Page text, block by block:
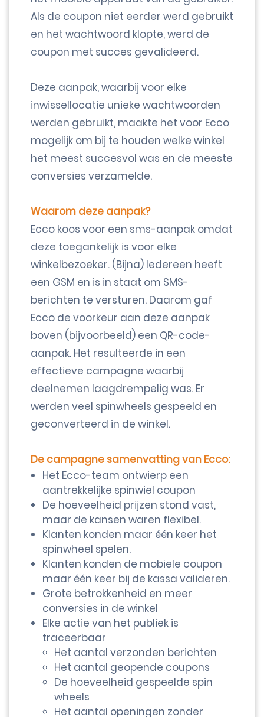
Als de coupon niet eerder werd gebruikt
en het wachtwoord klopte, werd de
coupon met succes gevalideerd.
Deze aanpak, waarbij voor elke
inwissellocatie unieke wachtwoorden
werden gebruikt, maakte het voor Ecco
mogelijk om bij te houden welke winkel
het meest succesvol was en de meeste
conversies verzamelde.
Waarom deze aanpak?
Ecco koos voor een sms-aanpak omdat
deze toegankelijk is voor elke
winkelbezoeker. (Bijna) Iedereen heeft
een GSM en is in staat om SMS-
berichten te versturen. Daarom gaf
Ecco de voorkeur aan deze aanpak
boven (bijvoorbeeld) een QR-code-
aanpak. Het resulteerde in een
effectieve campagne waarbij
deelnemen laagdrempelig was. Er
werden veel spinwheels gespeeld en
geconverteerd in de winkel.
De campagne samenvatting van Ecco:
Het Ecco-team ontwierp een
aantrekkelijke spinwiel coupon
De hoeveelheid prijzen stond vast,
maar de kansen waren flexibel.
Klanten konden maar één keer het
spinwheel spelen.
Klanten konden de mobiele coupon
maar één keer bij de kassa valideren.
Grote betrokkenheid en meer
conversies in de winkel
Elke actie van het publiek is
traceerbaar
Het aantal verzonden berichten
Het aantal geopende coupons
De hoeveelheid gespeelde spin
wheels
Het aantal openingen zonder